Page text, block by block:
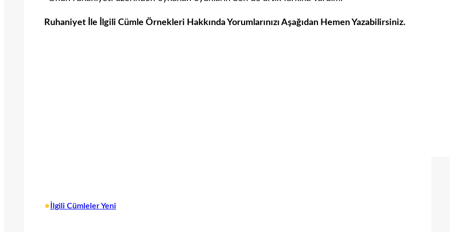
Ruhaniyet İle İlgili Cümle Örnekleri Hakkında Yorumlarınızı Aşağıdan Hemen Yazabilirsiniz.
• İlgili Cümleler Yeni